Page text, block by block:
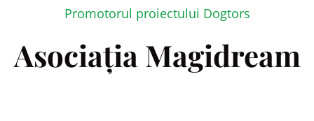
Promotorul proiectului Dogtors
Asociația Magidream